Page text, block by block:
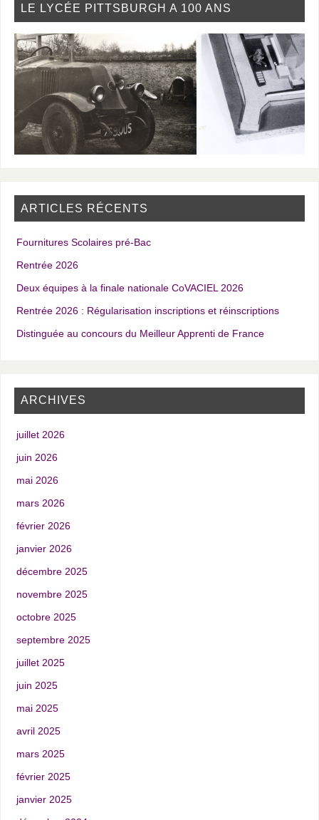
LE LYCÉE PITTSBURGH A 100 ANS
ARTICLES RÉCENTS
Fournitures Scolaires pré-Bac
Rentrée 2026
Deux équipes à la finale nationale CoVACIEL 2026
Rentrée 2026 : Régularisation inscriptions et réinscriptions
Distinguée au concours du Meilleur Apprenti de France
ARCHIVES
juillet 2026
juin 2026
mai 2026
mars 2026
février 2026
janvier 2026
décembre 2025
novembre 2025
octobre 2025
septembre 2025
juillet 2025
juin 2025
mai 2025
avril 2025
mars 2025
février 2025
janvier 2025